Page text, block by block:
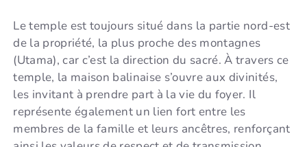
Le temple est toujours situé dans la partie nord-est
de la propriété, la plus proche des montagnes
(Utama), car c’est la direction du sacré. À travers ce
temple, la maison balinaise s’ouvre aux divinités,
les invitant à prendre part à la vie du foyer. Il
représente également un lien fort entre les
membres de la famille et leurs ancêtres, renforçant